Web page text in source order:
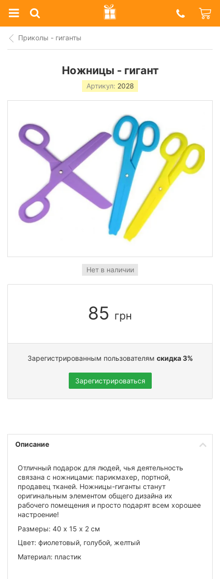
Prazdnik
Shop
Приколы - гиганты
Ножницы - гигант
Артикул: 2028
Нет в наличии
85 грн
Зарегистрированным пользователям скидка 3%
Зарегистрироваться
Описание
Отличный подарок для людей, чья деятельность
связана с ножницами: парикмахер, портной,
продавец тканей. Ножницы-гиганты станут
оригинальным элементом общего дизайна их
рабочего помещения и просто подарят всем хорошее
настроение!
Размеры: 40 х 15 х 2 см
Цвет: фиолетовый, голубой, желтый
Материал: пластик